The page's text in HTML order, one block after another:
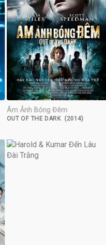
Ám Ảnh Bóng Đêm
OUT OF THE DARK (2014)